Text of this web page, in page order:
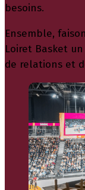
besoins.
Ensemble,
Loiret Basket
de relations et